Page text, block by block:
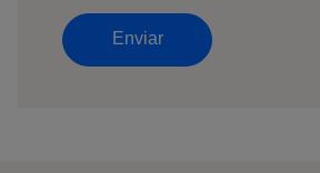
Enviar